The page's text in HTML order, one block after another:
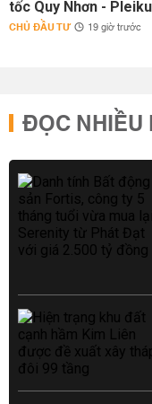
tốc Quy Nhơn - Pleiku
CHỦ ĐẦU TƯ 19 giờ trước
ĐỌC NHIỀU